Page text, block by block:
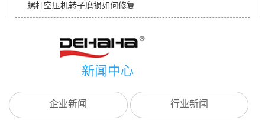
螺杆空压机转子磨损如何修复
新闻中心
企业新闻 行业新闻